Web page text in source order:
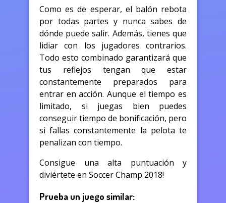
Como es de esperar, el balón rebota
por todas partes y nunca sabes de
dónde puede salir. Además, tienes que
lidiar con los jugadores contrarios.
Todo esto combinado garantizará que
tus reflejos tengan que estar
constantemente preparados para
entrar en acción. Aunque el tiempo es
limitado, si juegas bien puedes
conseguir tiempo de bonificación, pero
si fallas constantemente la pelota te
penalizan con tiempo.
Consigue una alta puntuación y
diviértete en Soccer Champ 2018!
Prueba un juego similar: